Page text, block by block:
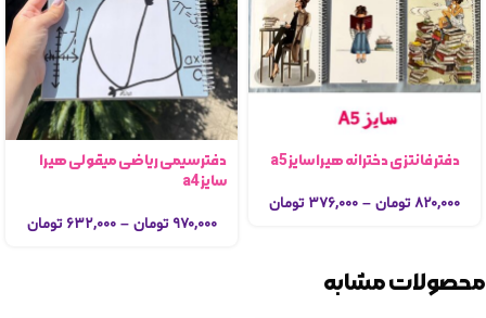
دفتر فانتزی دخترانه هیرا سایز a5
۸۲۰,۰۰۰ تومان – ۳۷۶,۰۰۰ تومان
دفتر سیمی ریاضی میقولی هیرا
سایز a4
۹۷۰,۰۰۰ تومان – ۶۳۲,۰۰۰ تومان
محصولات مشابه